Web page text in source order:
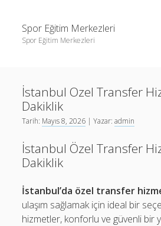
Spor Eğitim Merkezleri
Spor Eğitim Merkezleri
Sayfa Listesi
Şifresiz Instagram Beğeni Arttırma
Liste
Şifresiz Instagram Beğeni Arttırma
İstanbul Ozel Transfer
Dakiklik
Tarih: Mayıs 8, 2026 | Yazar:admin
İstanbul Özel Transfer
Dakiklik
İstanbul’da özel transfer
ulaşım sağlamak için ideal bir
hizmetler, konforlu ve güvenli bir